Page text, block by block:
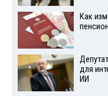
Как
для
ИИ